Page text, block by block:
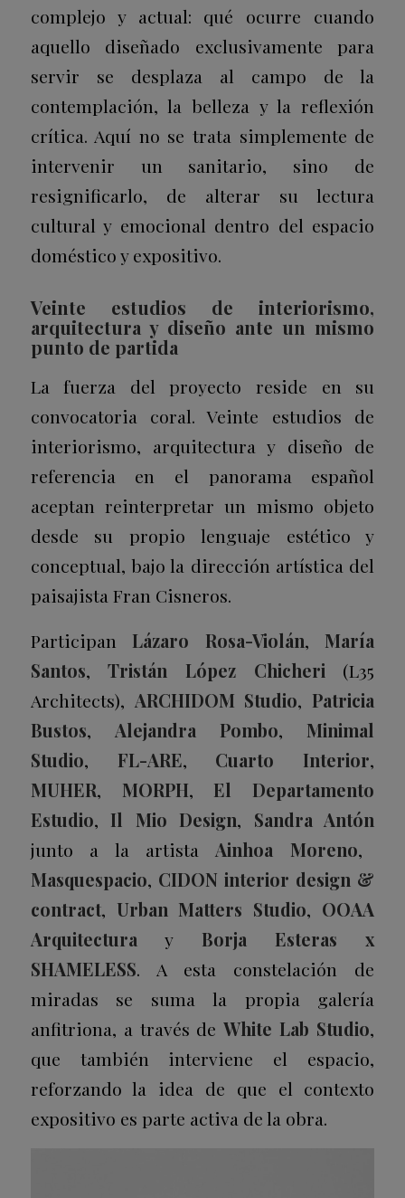
complejo y actual: qué ocurre cuando
aquello diseñado exclusivamente para
servir se desplaza al campo de la
contemplación, la belleza y la reflexión
crítica. Aquí no se trata simplemente de
intervenir un sanitario, sino de
resignificarlo, de alterar su lectura
cultural y emocional dentro del espacio
doméstico y expositivo.
Veinte estudios de interiorismo,
arquitectura y diseño ante un mismo
punto de partida
La fuerza del proyecto reside en su
convocatoria coral. Veinte estudios de
interiorismo, arquitectura y diseño de
referencia en el panorama español
aceptan reinterpretar un mismo objeto
desde su propio lenguaje estético y
conceptual, bajo la dirección artística del
paisajista Fran Cisneros.
Participan Lázaro Rosa-Violán, María
Santos,Tristán López Chicheri (L35
Architects), ARCHIDOM Studio, Patricia
Bustos, Alejandra Pombo, Minimal
Studio, FL-ARE, Cuarto Interior,
MUHER, MORPH, El Departamento
Estudio, Il Mio Design, Sandra Antón
junto a la artista Ainhoa Moreno,
Masquespacio, CIDON interior design &
contract, Urban Matters Studio, OOAA
Arquitectura y Borja Esteras x
SHAMELESS. A esta constelación de
miradas se suma la propia galería
anfitriona, a través deWhite Lab Studio,
que también interviene el espacio,
reforzando la idea de que el contexto
expositivo es parte activa de la obra.